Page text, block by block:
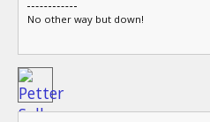
No other way but down!